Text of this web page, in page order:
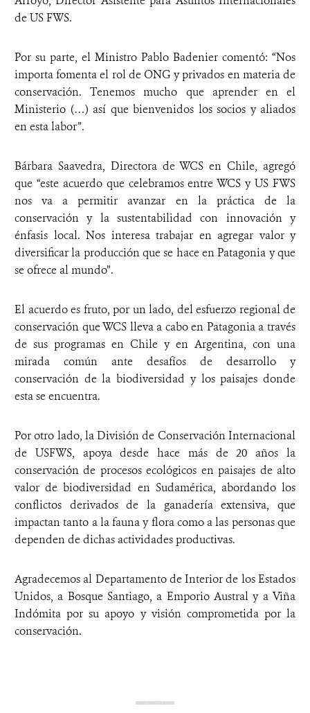
de US FWS.
Por su parte, el Ministro Pablo Badenier comentó: “Nos
importa fomenta el rol de ONG y privados en materia de
conservación. Tenemos mucho que aprender en el
Ministerio (…) así que bienvenidos los socios y aliados
en esta labor”.
Bárbara Saavedra, Directora de WCS en Chile, agregó
que “este acuerdo que celebramos entre WCS y US FWS
nos va a permitir avanzar en la práctica de la
conservación y la sustentabilidad con innovación y
énfasis local. Nos interesa trabajar en agregar valor y
diversificar la producción que se hace en Patagonia y que
se ofrece al mundo”.
El acuerdo es fruto, por un lado, del esfuerzo regional de
conservación que WCS lleva a cabo en Patagonia a través
de sus programas en Chile y en Argentina, con una
mirada común ante desafíos de desarrollo y
conservación de la biodiversidad y los paisajes donde
esta se encuentra.
Por otro lado, la División de Conservación Internacional
de USFWS, apoya desde hace más de 20 años la
conservación de procesos ecológicos en paisajes de alto
valor de biodiversidad en Sudamérica, abordando los
conflictos derivados de la ganadería extensiva, que
impactan tanto a la fauna y flora como a las personas que
dependen de dichas actividades productivas.
Agradecemos al Departamento de Interior de los Estados
Unidos, a Bosque Santiago, a Emporio Austral y a Viña
Indómita por su apoyo y visión comprometida por la
conservación.